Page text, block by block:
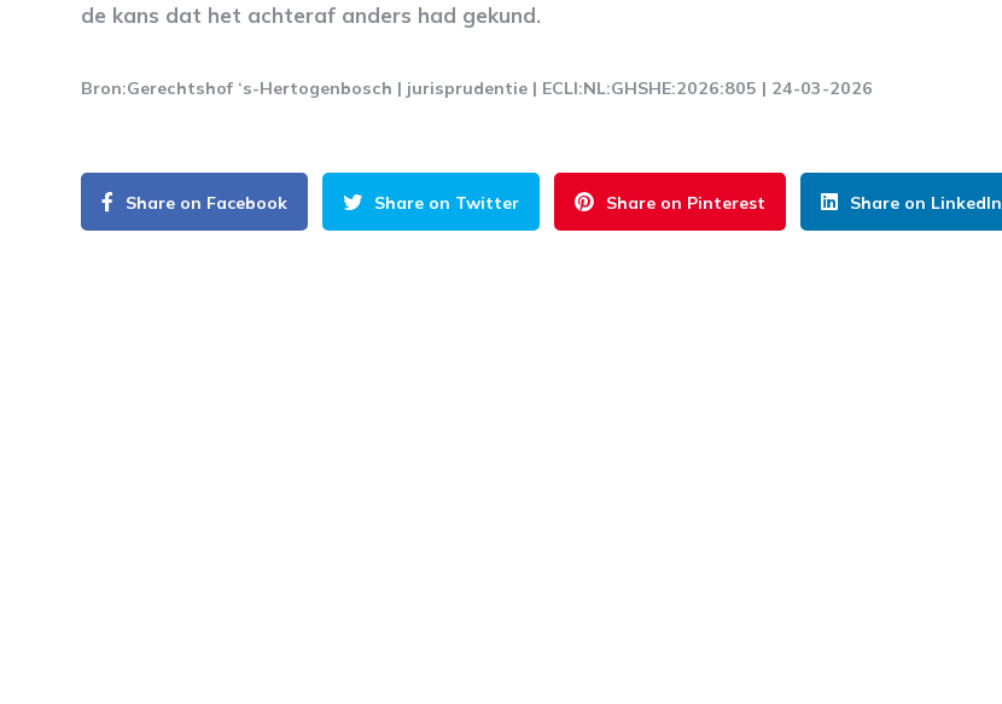
de kans dat het achteraf anders had gekund.
Bron:Gerechtshof ‘s-Hertogenbosch | jurisprudentie | ECLI:NL:GHSHE:2026:805 | 24-03-2026
Share on Facebook Share on Twitter Share on Pinterest Share on LinkedIn